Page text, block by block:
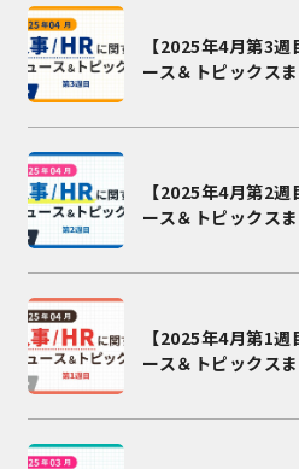
【2025年4月第3
ース＆トピックス
【2025年4月第2
ース＆トピックス
【2025年4月第1
ース＆トピックス